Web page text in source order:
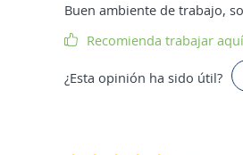
Buen ambiente de trabajo,
Recomienda trabajar aquí
¿Esta opinión ha sido útil?